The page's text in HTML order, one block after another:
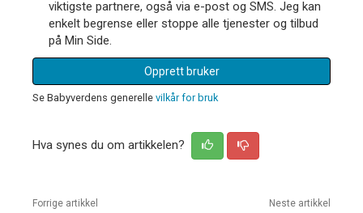
viktigste partnere, også via e-post og SMS. Jeg kan
enkelt begrense eller stoppe alle tjenester og tilbud
på Min Side.
Opprett bruker
Se Babyverdens generelle vilkår for bruk
Hva synes du om artikkelen?
Forrige artikkel Neste artikkel